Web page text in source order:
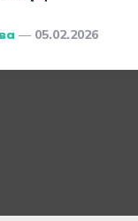
05.02.2026